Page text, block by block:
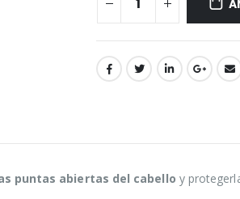
puntas abiertas del cabello y